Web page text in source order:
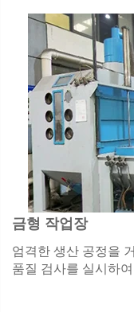
금형 작업장
엄격한 생산 공정을
품질 검사를 실시하